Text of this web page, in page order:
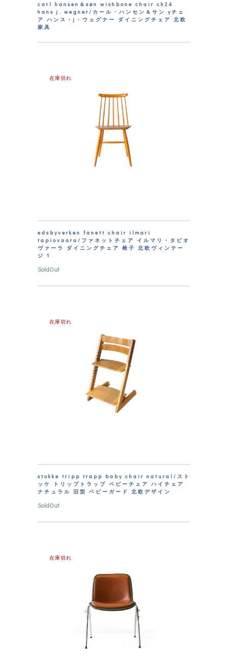
carl hansen＆søn wishbone chair ch24
hans j. wegner/カール・ハンセン＆サン yチェ
ア ハンス・j・ウェグナー ダイニングチェア 北欧
家具
在庫切れ
edsbyverken fanett chair ilmari
tapiovaara/ファネットチェア イルマリ・タピオ
ヴァーラ ダイニングチェア 椅子 北欧ヴィンテー
ジ 1
SoldOut
在庫切れ
stokke tripp trapp baby chair natural/スト
ッケ トリップトラップ ベビーチェア ハイチェア
ナチュラル 旧型 ベビーガード 北欧デザイン
SoldOut
在庫切れ